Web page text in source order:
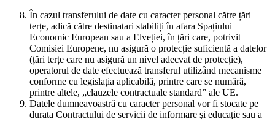
În cazul transferului de date cu caracter personal către țări
terțe, adică către destinatari stabiliți în afara Spațiului
Economic European sau a Elveției, în țări care, potrivit
Comisiei Europene, nu asigură o protecție suficientă a datelor
(țări terțe care nu asigură un nivel adecvat de protecție),
operatorul de date efectuează transferul utilizând mecanisme
conforme cu legislația aplicabilă, printre care se numără,
printre altele, „clauzele contractuale standard” ale UE.
Datele dumneavoastră cu caracter personal vor fi stocate pe
durata Contractului de servicii de informare și educație sau a